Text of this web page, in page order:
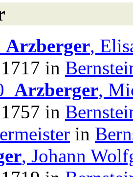
Arzberger,
in
Arzberger,
in
in
, Johann